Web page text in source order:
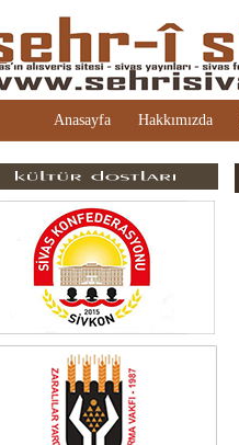
Anasayfa Hakkımızda